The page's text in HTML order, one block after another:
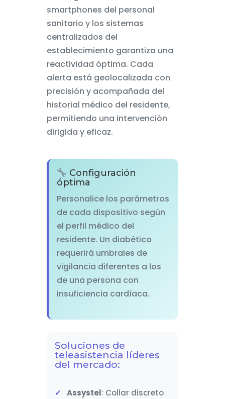
smartphones del personal
sanitario y los sistemas
centralizados del
establecimiento garantiza una
reactividad óptima. Cada
alerta está geolocalizada con
precisión y acompañada del
historial médico del residente,
permitiendo una intervención
dirigida y eficaz.
Configuración
óptima
Personalice los parámetros
de cada dispositivo según
el perfil médico del
residente. Un diabético
requerirá umbrales de
vigilancia diferentes a los
de una persona con
insuficiencia cardíaca.
Soluciones de
teleasistencia líderes
del mercado:
Assystel: Collar discreto